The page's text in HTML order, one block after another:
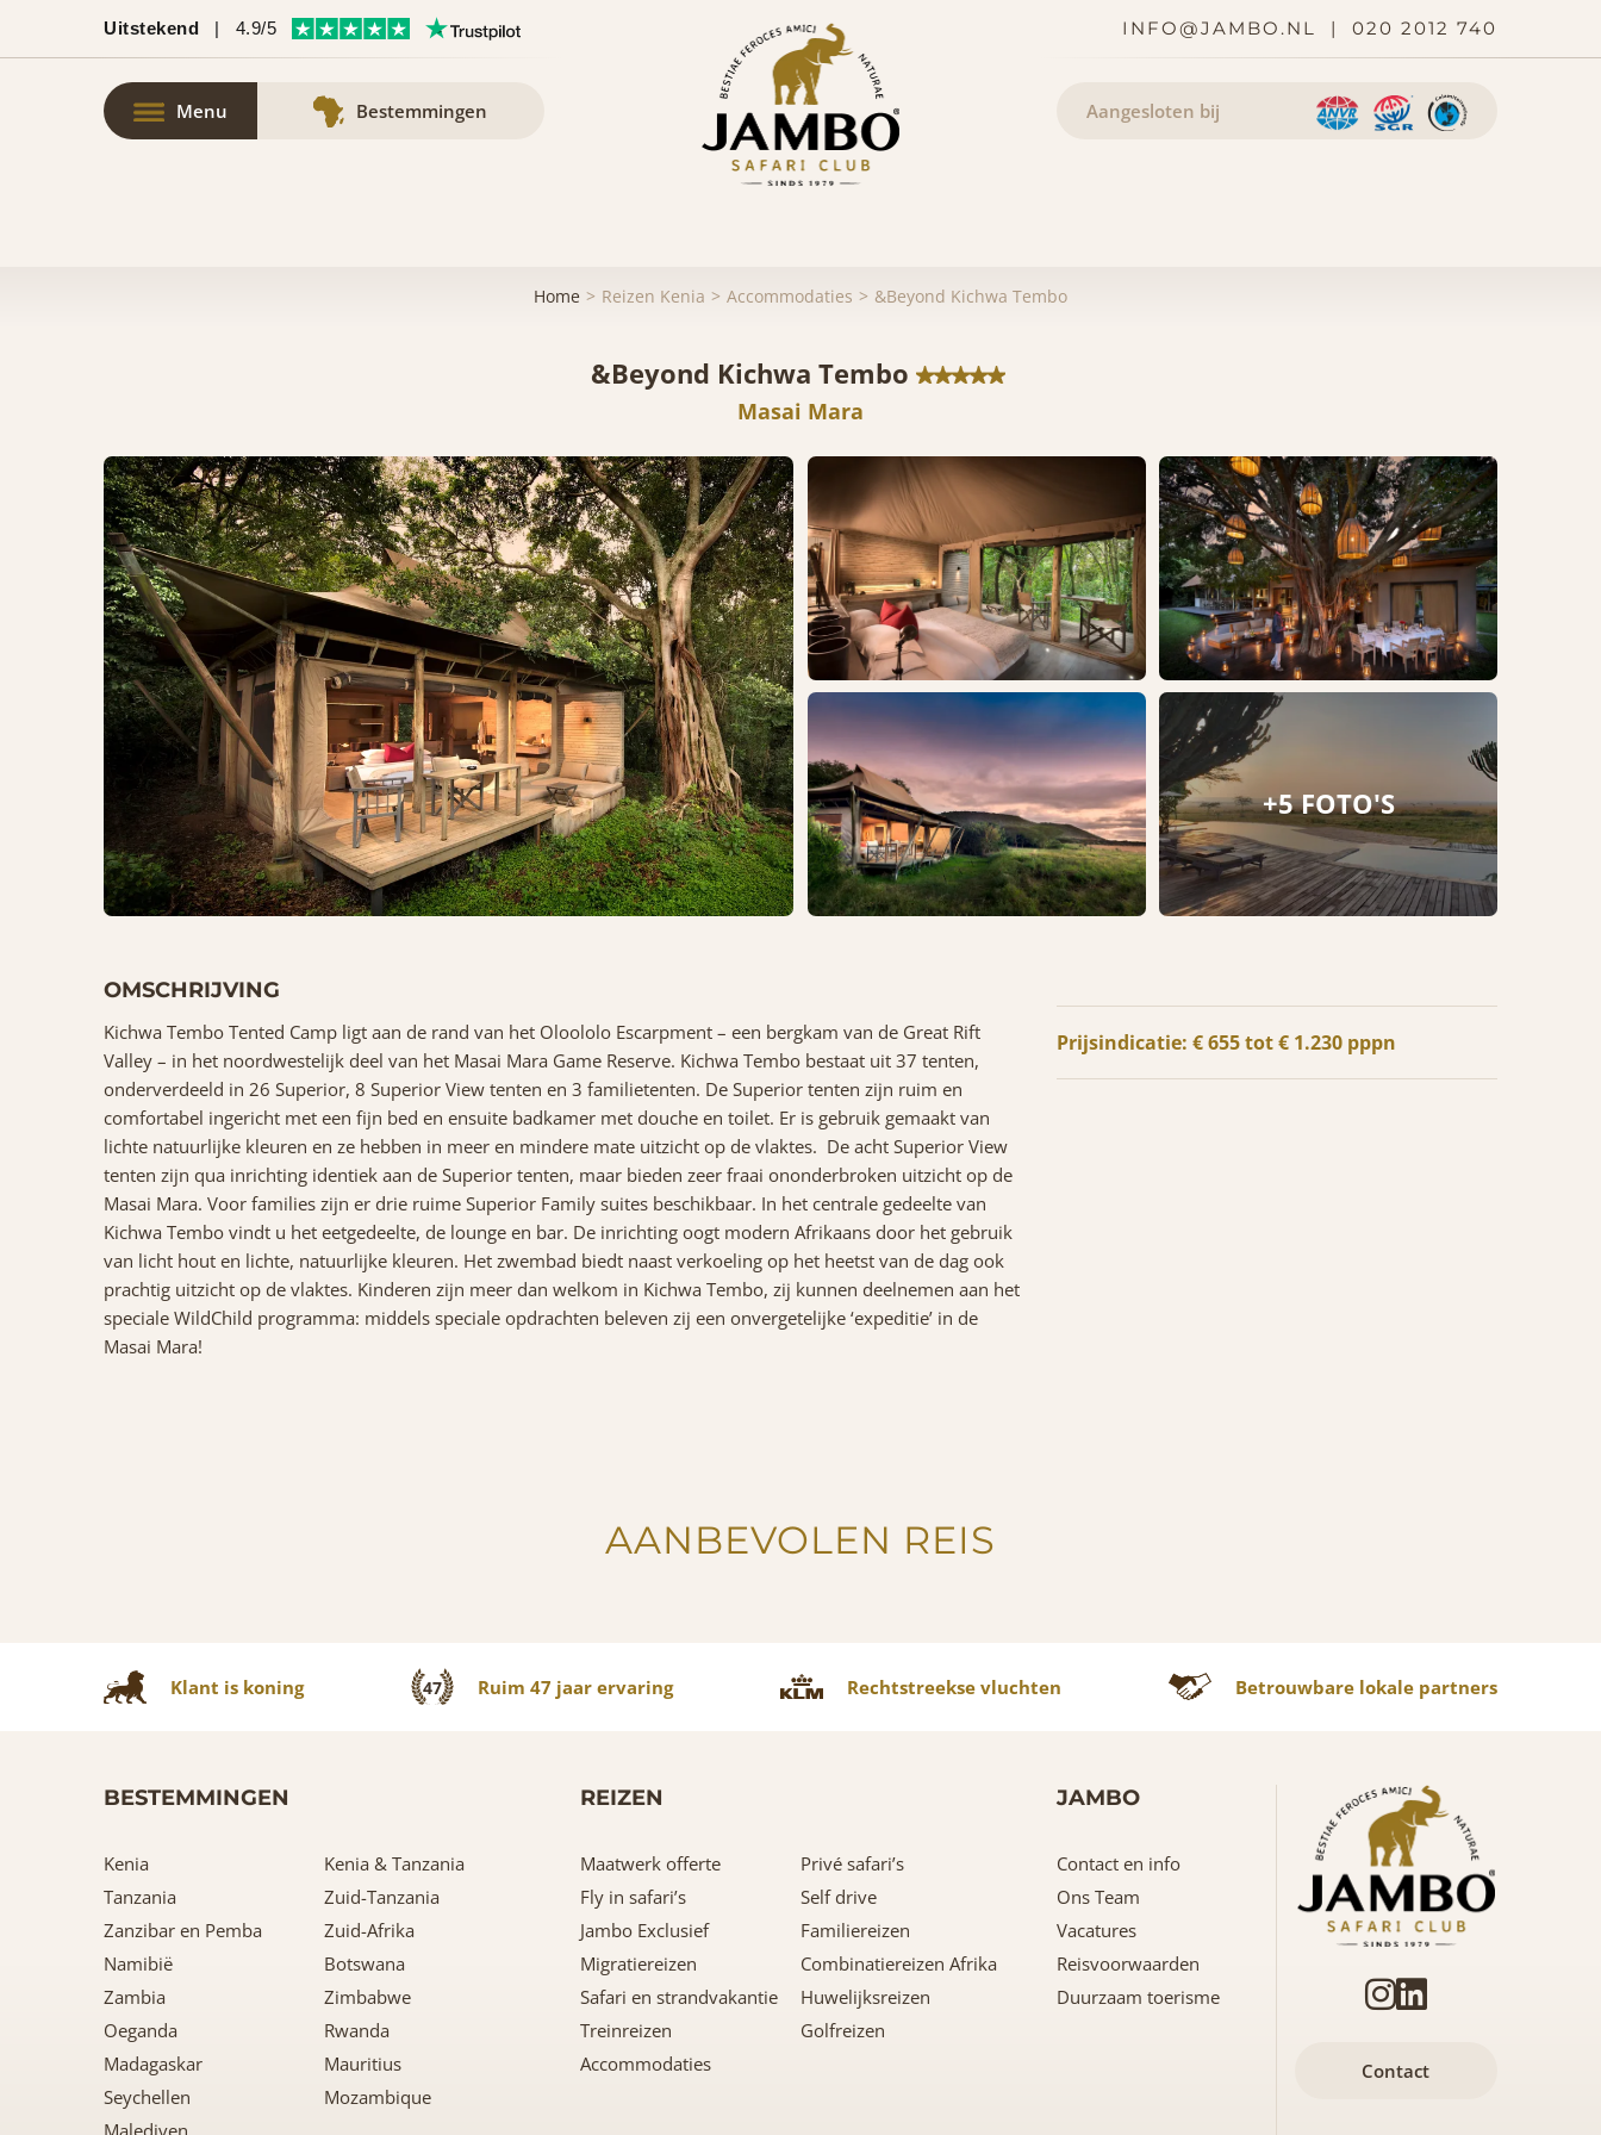
Uitstekend | 4.9/5 INFO@JAMBO.NL | 020 2012 740
Menu Bestemmingen Aangesloten bij
Home Reizen Kenia Accommodaties &Beyond Kichwa Tembo
&Beyond Kichwa Tembo
Masai Mara
+5 FOTO'S
OMSCHRIJVING
Kichwa Tembo Tented Camp ligt aan de rand van het Oloololo Escarpment – een bergkam van de Great Rift
Valley – in het noordwestelijk deel van het Masai Mara Game Reserve. Kichwa Tembo bestaat uit 37 tenten,
onderverdeeld in 26 Superior, 8 Superior View tenten en 3 familietenten. De Superior tenten zijn ruim en
comfortabel ingericht met een fijn bed en ensuite badkamer met douche en toilet. Er is gebruik gemaakt van
lichte natuurlijke kleuren en ze hebben in meer en mindere mate uitzicht op de vlaktes. De acht Superior View
tenten zijn qua inrichting identiek aan de Superior tenten, maar bieden zeer fraai ononderbroken uitzicht op de
Masai Mara. Voor families zijn er drie ruime Superior Family suites beschikbaar. In het centrale gedeelte van
Kichwa Tembo vindt u het eetgedeelte, de lounge en bar. De inrichting oogt modern Afrikaans door het gebruik
van licht hout en lichte, natuurlijke kleuren. Het zwembad biedt naast verkoeling op het heetst van de dag ook
prachtig uitzicht op de vlaktes. Kinderen zijn meer dan welkom in Kichwa Tembo, zij kunnen deelnemen aan het
speciale WildChild programma: middels speciale opdrachten beleven zij een onvergetelijke ‘expeditie’ in de
Masai Mara!
Prijsindicatie: € 655 tot € 1.230 pppn
AANBEVOLEN REIS
Klant is koning 47 Ruim 47 jaar ervaring Rechtstreekse vluchten Betrouwbare lokale partners
BESTEMMINGEN
Kenia
Kenia & Tanzania
Tanzania
Zuid-Tanzania
Zanzibar en Pemba
Zuid-Afrika
Namibië
Botswana
Zambia
Zimbabwe
Oeganda
Rwanda
Madagaskar
Mauritius
Seychellen
Mozambique
Malediven
REIZEN
Maatwerk offerte
Privé safari’s
Fly in safari’s
Self drive
Jambo Exclusief
Familiereizen
Migratiereizen
Combinatiereizen Afrika
Safari en strandvakantie
Huwelijksreizen
Treinreizen
Golfreizen
Accommodaties
JAMBO
Contact en info
Ons Team
Vacatures
Reisvoorwaarden
Duurzaam toerisme
Contact